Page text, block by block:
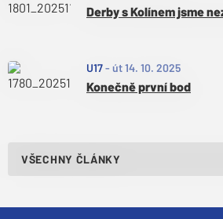
Derby s Kolínem jsme
U17- út 14. 10. 2025
Konečně první bod
VŠECHNY ČLÁNKY